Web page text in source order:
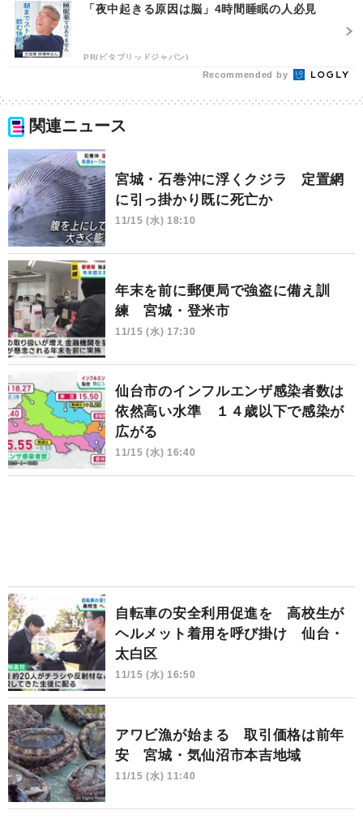
「夜中起きる原因は脳」4時間睡眠の人必見
PR(ビタブリッドジャパン)
Recommended by
関連ニュース
宮城・石巻沖に浮くクジラ 定置網
に引っ掛かり既に死亡か
11/15 (水) 18:10
年末を前に郵便局で強盗に備え訓
練 宮城・登米市
11/15 (水) 17:30
仙台市のインフルエンザ感染者数は
依然高い水準 １４歳以下で感染が
広がる
11/15 (水) 16:40
自転車の安全利用促進を 高校生が
ヘルメット着用を呼び掛け 仙台・
太白区
11/15 (水) 16:50
アワビ漁が始まる 取引価格は前年
安 宮城・気仙沼市本吉地域
11/15 (水) 11:40